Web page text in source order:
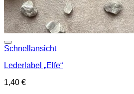
Schnellansicht
Lederlabel „Elfe“
1,40 €